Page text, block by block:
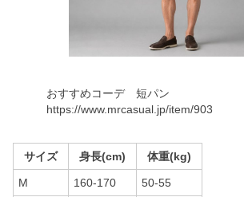
おすすめコーデ 短パン
https://www.mrcasual.jp/item/903
サイズ 身長(cm) 体重(kg)
M 160-170 50-55